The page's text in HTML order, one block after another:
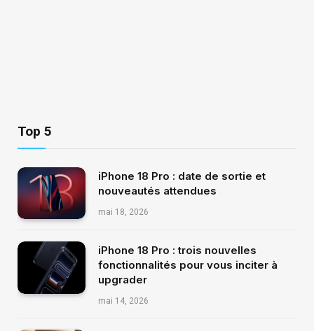
Top 5
iPhone 18 Pro : date de sortie et
nouveautés attendues
mai 18, 2026
iPhone 18 Pro : trois nouvelles
fonctionnalités pour vous inciter à
upgrader
mai 14, 2026